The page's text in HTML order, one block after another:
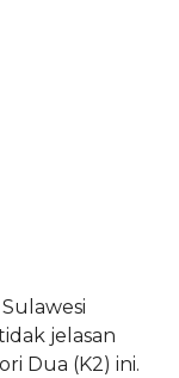
jelasan
Dua (K2) ini.